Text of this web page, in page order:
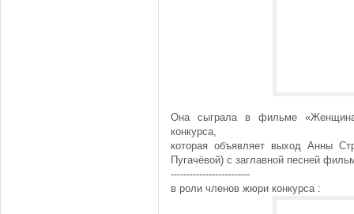
Она сыграла в фильме
конкурса,
которая объявляет выход Анны
Пугачёвой) с заглавной песней
-------------------------
в роли членов жюри конкурса :